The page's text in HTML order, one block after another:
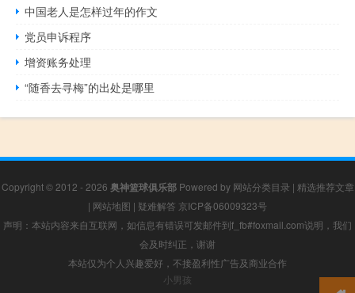
中国老人是怎样过年的作文
党员申诉程序
增资账务处理
“随香去寻梅”的出处是哪里
Copyright © 2012 - 2026 奥神篮球俱乐部Powered by 网站分类目录 | 精选推荐文章
| 网站地图 | 疑难解答 京ICP备06009323号
声明：本站内容来自互联网，如信息有错误可发邮件到f_fb#foxmail.com说明，我们
会及时纠正，谢谢
本站仅为个人兴趣爱好，不接盈利性广告及商业合作
小男孩